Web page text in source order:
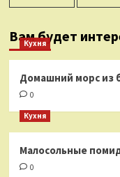
Вам будет
Кухня
Домашний морс из
0
Кухня
Малосольные
0